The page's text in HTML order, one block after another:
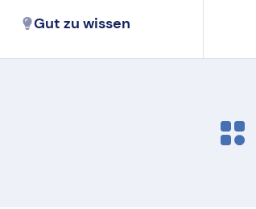
Gut zu wissen